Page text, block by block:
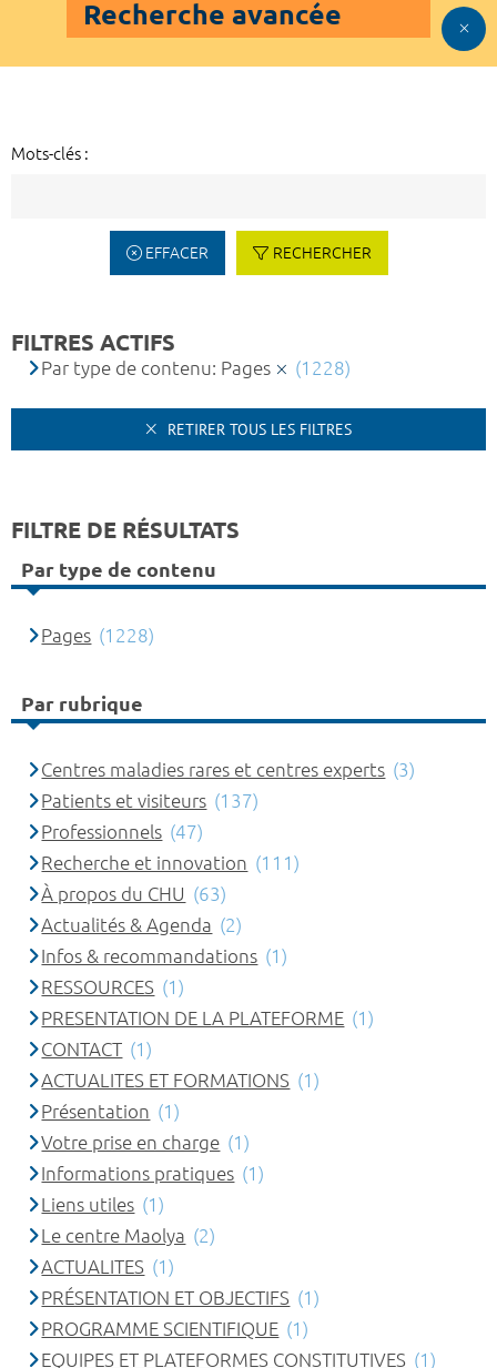
Recherche avancée
Mots-clés :
EFFACER RECHERCHER
FILTRES ACTIFS
Par type de contenu: Pages (1228)
RETIRER TOUS LES FILTRES
FILTRE DE RÉSULTATS
Par type de contenu
Pages (1228)
Par rubrique
Centres maladies rares et centres experts (3)
Patients et visiteurs (137)
Professionnels (47)
Recherche et innovation (111)
À propos du CHU (63)
Actualités & Agenda (2)
Infos & recommandations (1)
RESSOURCES (1)
PRESENTATION DE LA PLATEFORME (1)
CONTACT (1)
ACTUALITES ET FORMATIONS (1)
Présentation (1)
Votre prise en charge (1)
Informations pratiques (1)
Liens utiles (1)
Le centre Maolya (2)
ACTUALITES (1)
PRÉSENTATION ET OBJECTIFS (1)
PROGRAMME SCIENTIFIQUE (1)
EQUIPES ET PLATEFORMES CONSTITUTIVES (1)